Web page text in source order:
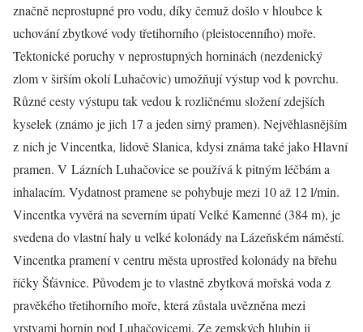
značně neprostupné pro vodu, díky čemuž došlo v hloubce k
uchování zbytkové vody třetihorního (pleistocenního) moře.
Tektonické poruchy v neprostupných horninách (nezdenický
zlom v širším okolí Luhačovic) umožňují výstup vod k povrchu.
Různé cesty výstupu tak vedou k rozličnému složení zdejších
kyselek (známo je jich 17 a jeden sirný pramen). Nejvěhlasnějším
z nich je Vincentka, lidově Slanica, kdysi známa také jako Hlavní
pramen. V Lázních Luhačovice se používá k pitným léčbám a
inhalacím. Vydatnost pramene se pohybuje mezi 10 až 12 l/min.
Vincentka vyvěrá na severním úpatí Velké Kamenné (384 m), je
svedena do vlastní haly u velké kolonády na Lázeňském náměstí.
Vincentka pramení v centru města uprostřed kolonády na břehu
říčky Šťávnice. Původem je to vlastně zbytková mořská voda z
pravěkého třetihorního moře, která zůstala uvězněna mezi
vrstvami hornin pod Luhačovicemi. Ze zemských hlubin ji